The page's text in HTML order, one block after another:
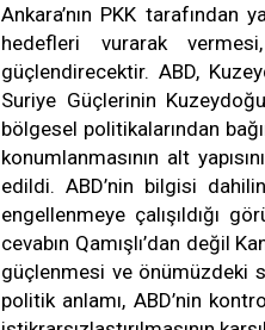
Ankara’nın PKK tarafından
hedefleri vurarak
güçlendirecektir. ABD,
Suriye Güçlerinin
bölgesel politikalarından
konumlanmasının alt
edildi. ABD’nin bilgisi
engellenmeye çalışıldığı
cevabın Qamışlı’dan değil
güçlenmesi ve önümüzdeki
politik anlamı, ABD’nin